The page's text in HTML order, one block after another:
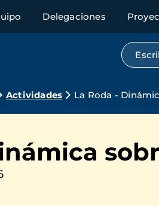
Delegaciones
Actividades La Roda -